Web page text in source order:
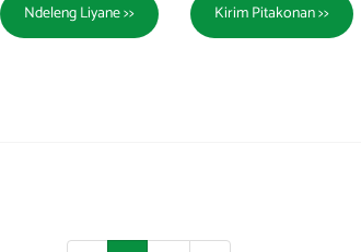
Ndeleng Liyane >> Kirim Pitakonan >>